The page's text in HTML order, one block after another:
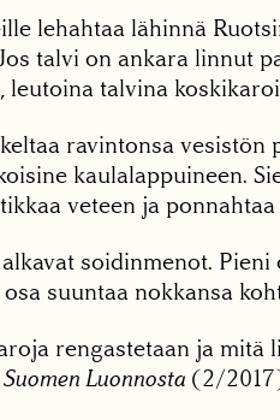
lehahtaa lähinnä
talvi on ankara linnut
leutoina talvina
ravintonsa
kaulalappuineen.
veteen ja
soidinmenot.
suuntaa nokkansa
rengastetaan ja mitä
Suomen Luonnosta (2/